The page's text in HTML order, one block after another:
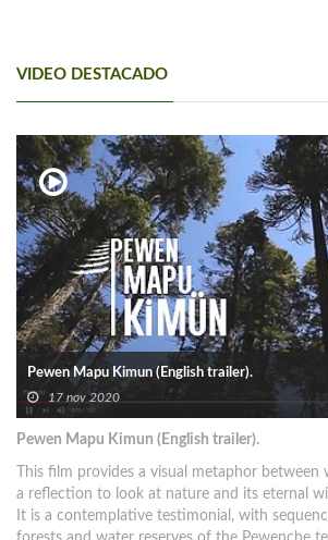
VIDEO DESTACADO
Pewen Mapu Kimun (English trailer).
17 nov 2020
Pewen Mapu Kimun (English trailer).
This film provides a visual metaphor between
a reflection to look at nature and its eternal
It is a contemplative testimonial, with